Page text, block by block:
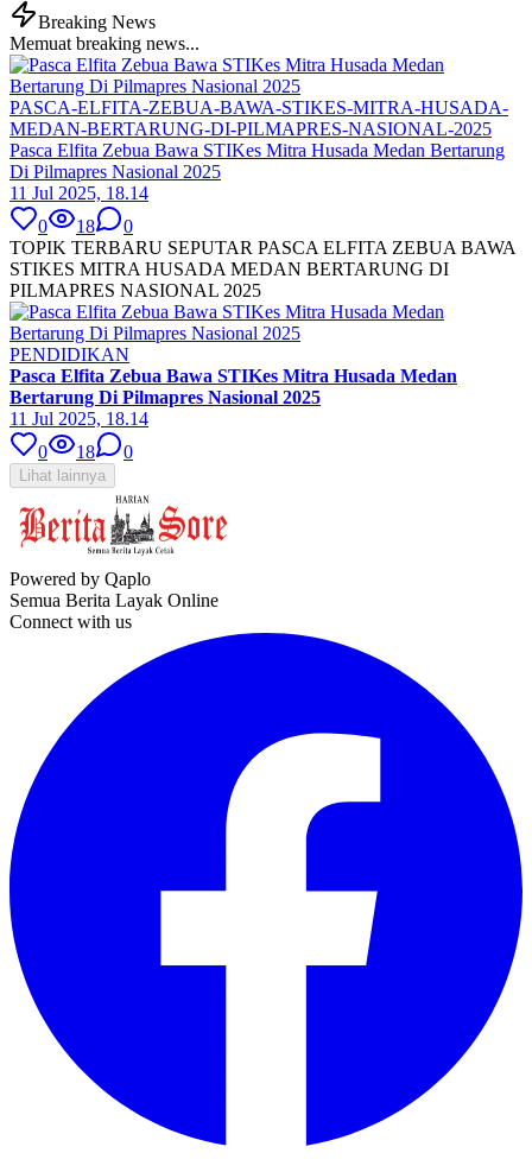
Breaking News
Memuat breaking news...
PASCA-ELFITA-ZEBUA-BAWA-STIKES-MITRA-HUSADA-
MEDAN-BERTARUNG-DI-PILMAPRES-NASIONAL-2025
Pasca Elfita Zebua Bawa STIKes Mitra Husada Medan Bertarung
Di Pilmapres Nasional 2025
11 Jul 2025, 18.14
0
18
0
TOPIK TERBARU SEPUTAR PASCA ELFITA ZEBUA BAWA
STIKES MITRA HUSADA MEDAN BERTARUNG DI
PILMAPRES NASIONAL 2025
PENDIDIKAN
Pasca Elfita Zebua Bawa STIKes Mitra Husada Medan
Bertarung Di Pilmapres Nasional 2025
11 Jul 2025, 18.14
0
18 0
Lihat lainnya
Powered by Qaplo
Semua Berita Layak Online
Connect with us